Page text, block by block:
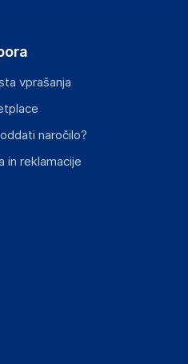
z določenim
vprašanja
naročilo?
in reklamacije